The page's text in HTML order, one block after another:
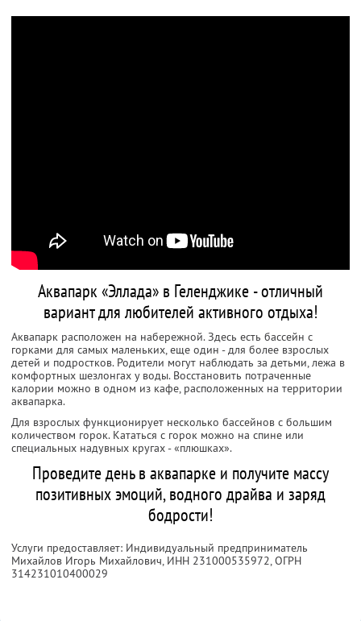
Аквапарк «Эллада» в Геленджике - отличный
вариант для любителей активного отдыха!
Аквапарк расположен на набережной. Здесь есть бассейн с
горками для самых маленьких, еще один - для более взрослых
детей и подростков. Родители могут наблюдать за детьми, лежа в
комфортных шезлонгах у воды. Восстановить потраченные
калории можно в одном из кафе, расположенных на территории
аквапарка.
Для взрослых функционирует несколько бассейнов с большим
количеством горок. Кататься с горок можно на спине или
специальных надувных кругах - «плюшках».
Проведите день в аквапарке и получите массу
позитивных эмоций, водного драйва и заряд
бодрости!
Услуги предоставляет: Индивидуальный предприниматель
Михайлов Игорь Михайлович, ИНН 231000535972, ОГРН
314231010400029